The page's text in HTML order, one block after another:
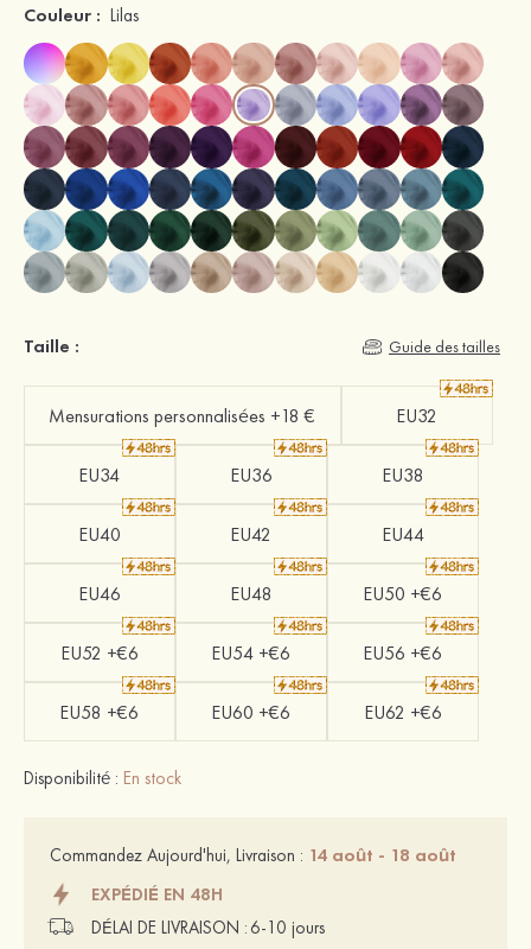
Couleur : Lilas
Taille : Guide des tailles
Mensurations personnalisées +18 € EU32
EU34 EU36 EU38
EU40 EU42 EU44
EU46 EU48 EU50 +€6
EU52 +€6 EU54 +€6 EU56 +€6
EU58 +€6 EU60 +€6 EU62 +€6
Disponibilité : En stock
Commandez Aujourd'hui, Livraison : 14 août - 18 août
EXPÉDIÉ EN 48H
DÉLAI DE LIVRAISON : 6-10 jours